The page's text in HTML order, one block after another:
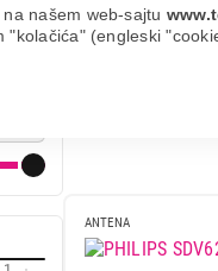
našem web-sajtu
(engleski
ANTENA